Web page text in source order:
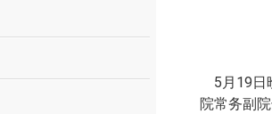
5月19日
院常务副